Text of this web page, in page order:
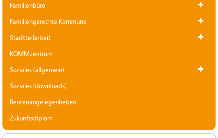
Familienbüro
Familiengerechte Kommune
Stadtteilarbeit
KOMMzentrum
Soziales (allgemein)
Soziales (downloads)
Rentenangelegenheiten
Zukunftsdiplom